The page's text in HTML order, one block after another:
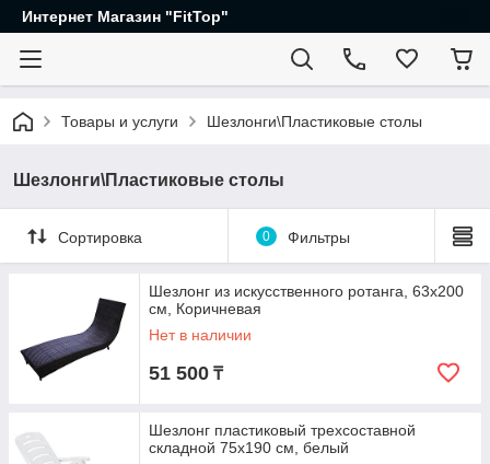
Интернет Магазин "FitTop"
Товары и услуги Шезлонги\Пластиковые столы
Шезлонги\Пластиковые столы
Сортировка 0 Фильтры
Шезлонг из искусственного ротанга, 63х200
см, Коричневая
Нет в наличии
51 500 ₸
Шезлонг пластиковый трехсоставной
складной 75х190 см, белый